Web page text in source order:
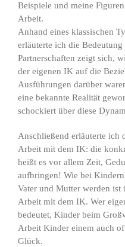
Beispiele und meine
Arbeit.
Anhand eines klassischen
erläuterte ich die
Partnerschaften zeigt sich,
der eigenen IK auf die
Ausführungen darüber
eine bekannte Realität
schockiert über diese
Anschließend erläuterte ich
Arbeit mit dem IK: die
heißt es vor allem Zeit,
aufbringen! Wie bei
Vater und Mutter werden
Arbeit mit dem IK. Wer
bedeutet, Kinder beim
Arbeit Kinder einem auch
Glück.